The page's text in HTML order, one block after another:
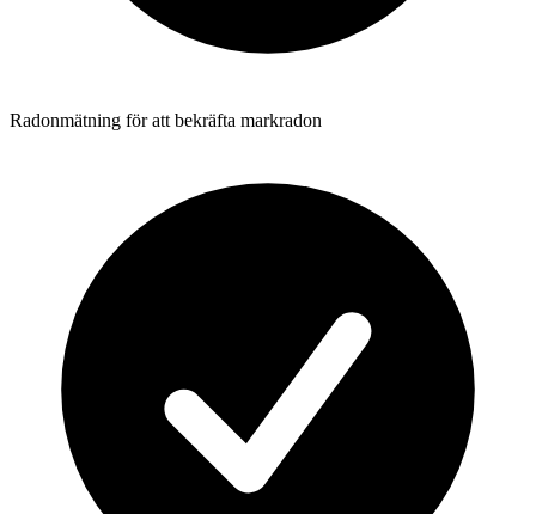
Radonmätning för att bekräfta markradon